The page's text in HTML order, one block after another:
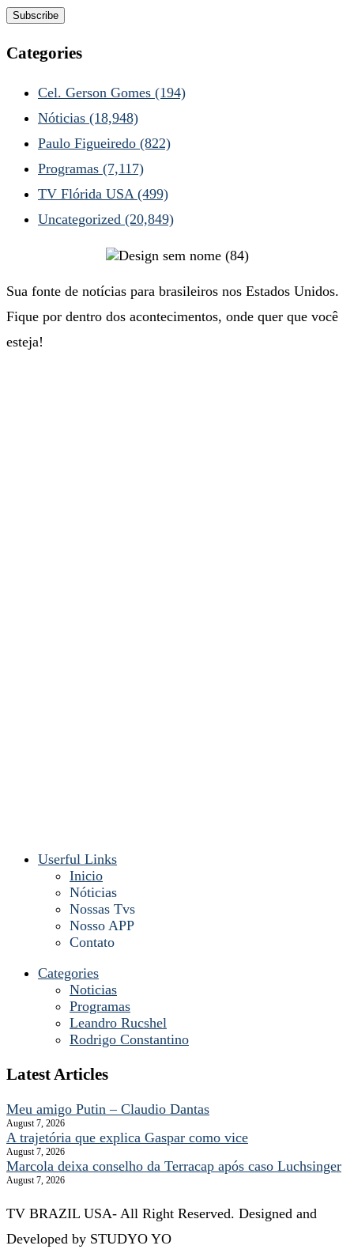
Categories
Cel. Gerson Gomes (194)
Nóticias (18,948)
Paulo Figueiredo (822)
Programas (7,117)
TV Flórida USA (499)
Uncategorized (20,849)
Sua fonte de notícias para brasileiros nos Estados Unidos.
Fique por dentro dos acontecimentos, onde quer que você
esteja!
Userful Links
Inicio
Nóticias
Nossas Tvs
Nosso APP
Contato
Categories
Noticias
Programas
Leandro Rucshel
Rodrigo Constantino
Latest Articles
Meu amigo Putin – Claudio Dantas
August 7, 2026
A trajetória que explica Gaspar como vice
August 7, 2026
Marcola deixa conselho da Terracap após caso Luchsinger
August 7, 2026
TV BRAZIL USA- All Right Reserved. Designed and
Developed by STUDYO YO